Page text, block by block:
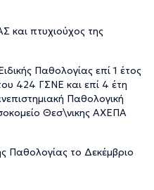
και πτυχιούχος της
Παθολογίας επί 1 έτος
424 ΓΣΝΕ και επί 4 έτη
Παθολογική
Θεσ\νικης ΑΧΕΠΑ
Παθολογίας το Δεκέμβριο